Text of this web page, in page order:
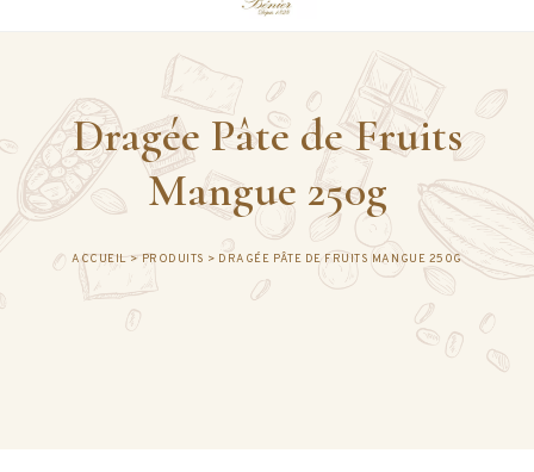
Dragée Pâte de Fruits
Mangue 250g
ACCUEIL> PRODUITS > DRAGÉE PÂTE DE FRUITS MANGUE 250G